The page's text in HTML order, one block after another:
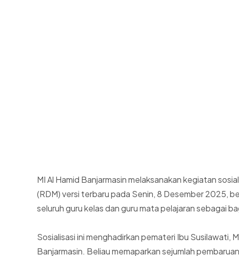
MI Al Hamid Banjarmasin melaksanakan kegiatan
(RDM) versi terbaru pada Senin, 8 Desember 2025,
seluruh guru kelas dan guru mata pelajaran sebagai
Sosialisasi ini menghadirkan pemateri Ibu Susilawati,
Banjarmasin. Beliau memaparkan sejumlah